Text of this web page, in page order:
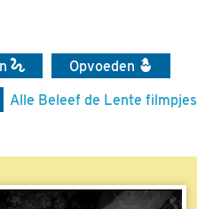
Opvoeden
Alle Beleef de Lente filmpjes